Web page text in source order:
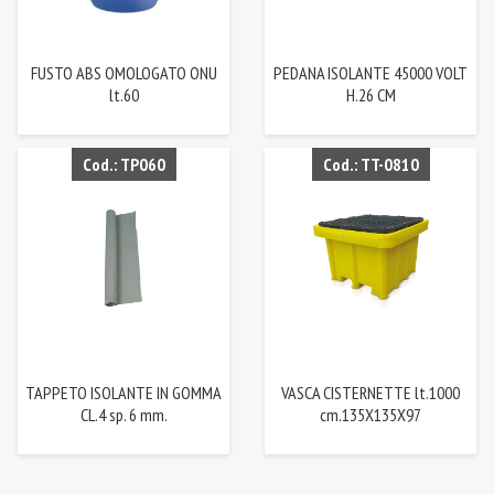
FUSTO ABS OMOLOGATO ONU
lt.60
PEDANA ISOLANTE 45000 VOLT
H.26 CM
Cod.: TP060
TAPPETO ISOLANTE IN GOMMA
CL.4 sp. 6 mm.
Cod.: TT-0810
VASCA CISTERNETTE lt.1000
cm.135X135X97